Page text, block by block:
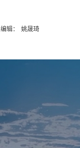
编辑： 姚晟琦